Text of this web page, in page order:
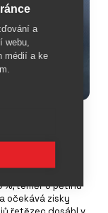
zisk před
řetězce se ve
%, téměř o pětinu
očekává zisky
a
webu,
médií a ke